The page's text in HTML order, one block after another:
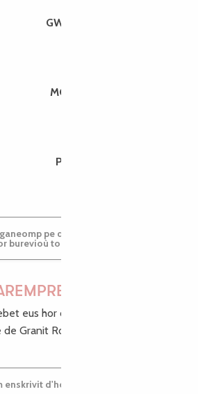
GWENAËLLE
MORGANE
PAULINE
burevioù touristerezh
!
eus hor c'hinnigoù mat ha keleier
Granit Rose, enskrivit hoc'h anv
enskrivit d'hor c'heleier